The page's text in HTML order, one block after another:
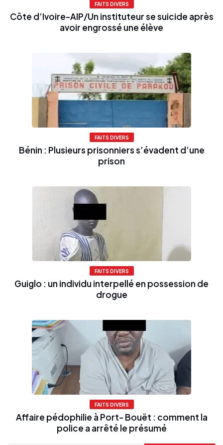
FAITS DIVERS
Côte d’Ivoire-AIP/Un instituteur se suicide après
avoir engrossé une élève
FAITS DIVERS
Bénin : Plusieurs prisonniers s’évadent d’une
prison
FAITS DIVERS
Guiglo : un individu interpellé en possession de
drogue
FAITS DIVERS
Affaire pédophilie à Port- Bouët : comment la
police a arrêté le présumé